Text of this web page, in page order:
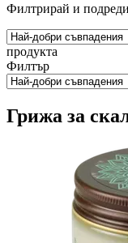
Филтрирай и подреди
продукта
Филтър
Грижа за